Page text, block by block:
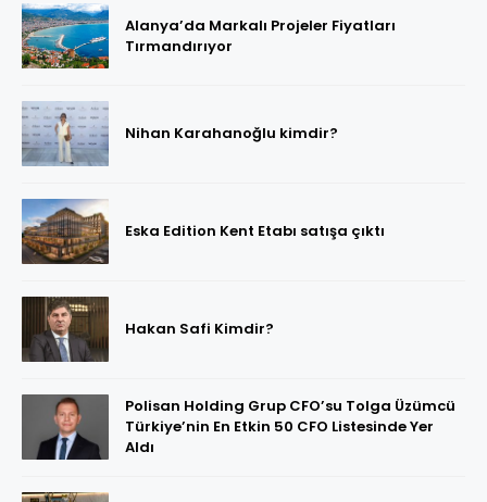
Alanya’da Markalı Projeler Fiyatları
Tırmandırıyor
Nihan Karahanoğlu kimdir?
Eska Edition Kent Etabı satışa çıktı
Hakan Safi Kimdir?
Polisan Holding Grup CFO’su Tolga Üzümcü
Türkiye’nin En Etkin 50 CFO Listesinde Yer
Aldı